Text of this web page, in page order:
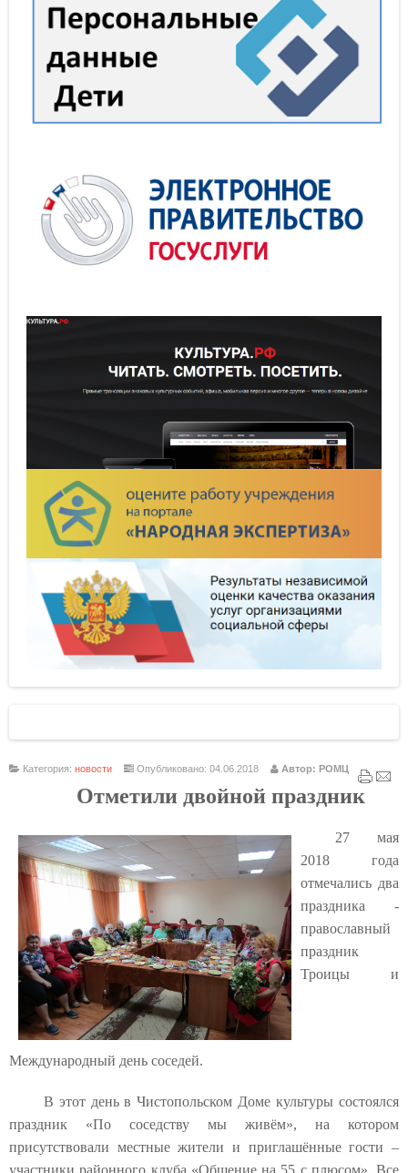
Категория: новости Опубликовано: 04.06.2018 Автор: РОМЦ
Отметили двойной праздник
27 мая
2018 года
отмечались два
праздника -
православный
праздник
Троицы и
Международный день соседей.
В этот день в Чистопольском Доме культуры состоялся
праздник «По соседству мы живём», на котором
присутствовали местные жители и приглашённые гости –